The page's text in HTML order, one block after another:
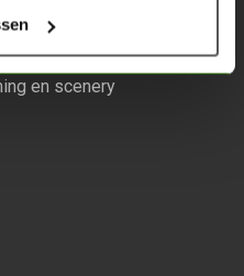
en scenery